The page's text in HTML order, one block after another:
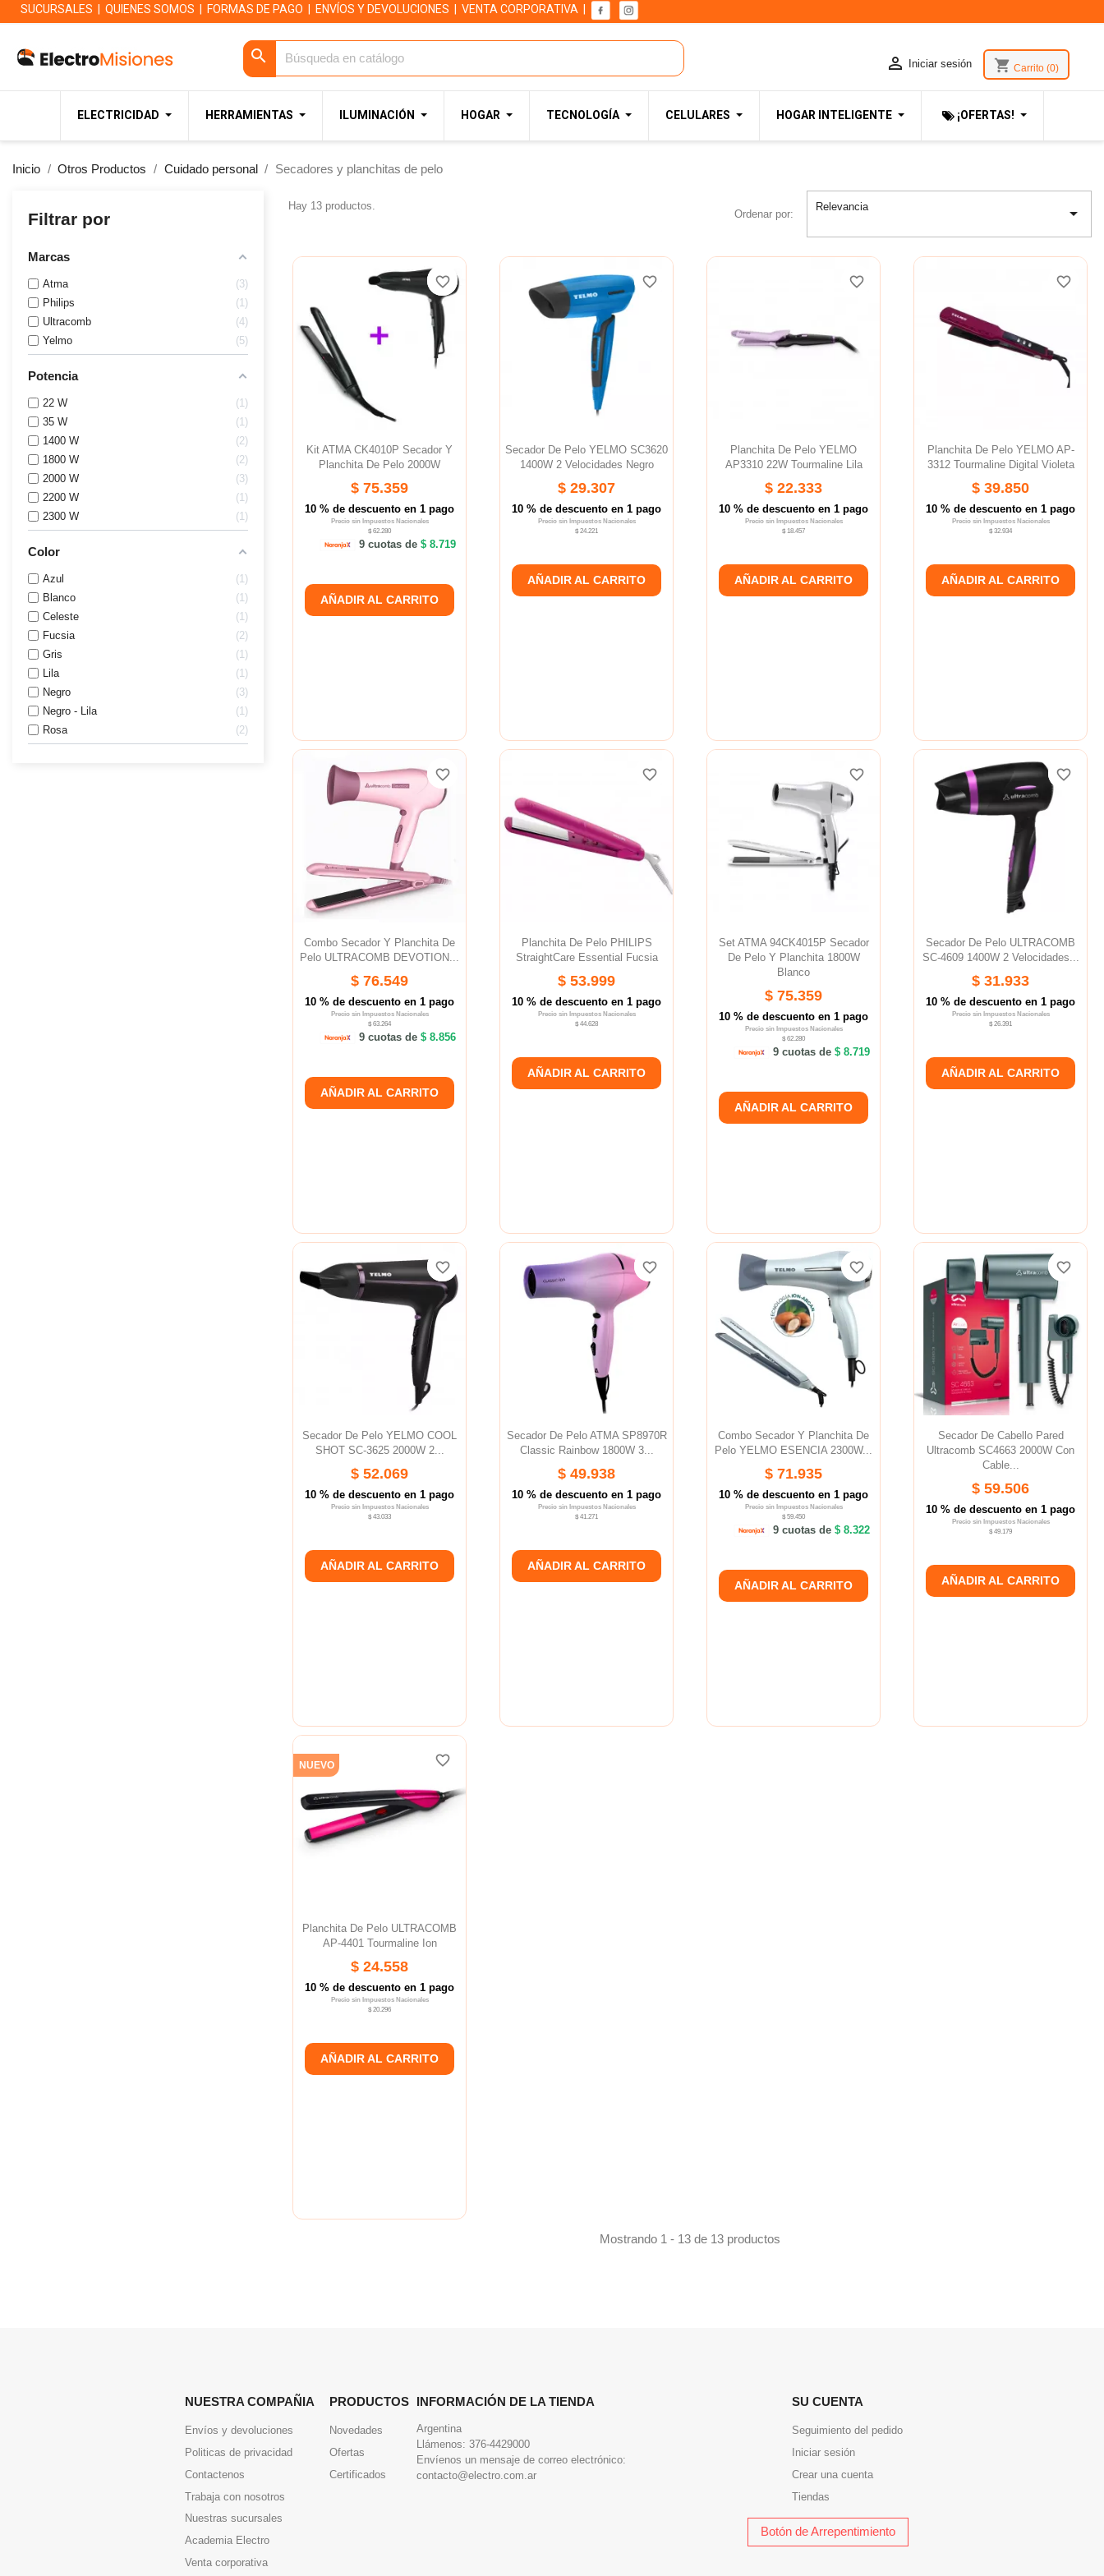
SUCURSALES QUIENES SOMOS FORMAS DE PAGO ENVÍOS Y DEVOLUCIONES VENTA CORPORATIVA
 Iniciar sesión shopping_cart Carrito (0)
search
ELECTRICIDAD HERRAMIENTAS ILUMINACIÓN HOGAR TECNOLOGÍA CELULARES HOGAR INTELIGENTE ¡OFERTAS!
Inicio Otros Productos Cuidado personal Secadores y planchitas de pelo
Filtrar por
Marcas
Atma
3
Philips
1
Ultracomb
4
Yelmo
5
Potencia
22 W
1
35 W
1
1400 W
2
1800 W
2
2000 W
3
2200 W
1
2300 W
1
Color
Azul
1
Blanco
1
Celeste
1
Fucsia
2
Gris
1
Lila
1
Negro
3
Negro - Lila
1
Rosa
2
Hay 13 productos.
Ordenar por:
Relevancia 
Kit ATMA CK4010P Secador Y
Planchita De Pelo 2000W
$ 75.359
10 % de descuento en 1 pago
Precio sin Impuestos Nacionales
$ 62.280
9 cuotas de$ 8.719
AÑADIR AL CARRITO
favorite_border
favorite_border
Secador De Pelo YELMO SC3620
1400W 2 Velocidades Negro
$ 29.307
10 % de descuento en 1 pago
Precio sin Impuestos Nacionales
$ 24.221
AÑADIR AL CARRITO
favorite_border
favorite_border
Planchita De Pelo YELMO
AP3310 22W Tourmaline Lila
$ 22.333
10 % de descuento en 1 pago
Precio sin Impuestos Nacionales
$ 18.457
AÑADIR AL CARRITO
favorite_border
favorite_border
Planchita De Pelo YELMO AP-
3312 Tourmaline Digital Violeta
$ 39.850
10 % de descuento en 1 pago
Precio sin Impuestos Nacionales
$ 32.934
AÑADIR AL CARRITO
favorite_border
favorite_border
Combo Secador Y Planchita De
Pelo ULTRACOMB DEVOTION...
$ 76.549
10 % de descuento en 1 pago
Precio sin Impuestos Nacionales
$ 63.264
9 cuotas de$ 8.856
AÑADIR AL CARRITO
favorite_border
favorite_border
Planchita De Pelo PHILIPS
StraightCare Essential Fucsia
$ 53.999
10 % de descuento en 1 pago
Precio sin Impuestos Nacionales
$ 44.628
AÑADIR AL CARRITO
favorite_border
favorite_border
Set ATMA 94CK4015P Secador
De Pelo Y Planchita 1800W
Blanco
$ 75.359
10 % de descuento en 1 pago
Precio sin Impuestos Nacionales
$ 62.280
9 cuotas de$ 8.719
AÑADIR AL CARRITO
favorite_border
favorite_border
Secador De Pelo ULTRACOMB
SC-4609 1400W 2 Velocidades...
$ 31.933
10 % de descuento en 1 pago
Precio sin Impuestos Nacionales
$ 26.391
AÑADIR AL CARRITO
favorite_border
favorite_border
Secador De Pelo YELMO COOL
SHOT SC-3625 2000W 2...
$ 52.069
10 % de descuento en 1 pago
Precio sin Impuestos Nacionales
$ 43.033
AÑADIR AL CARRITO
favorite_border
favorite_border
Secador De Pelo ATMA SP8970R
Classic Rainbow 1800W 3...
$ 49.938
10 % de descuento en 1 pago
Precio sin Impuestos Nacionales
$ 41.271
AÑADIR AL CARRITO
favorite_border
favorite_border
Combo Secador Y Planchita De
Pelo YELMO ESENCIA 2300W...
$ 71.935
10 % de descuento en 1 pago
Precio sin Impuestos Nacionales
$ 59.450
9 cuotas de$ 8.322
AÑADIR AL CARRITO
favorite_border
favorite_border
Secador De Cabello Pared
Ultracomb SC4663 2000W Con
Cable...
$ 59.506
10 % de descuento en 1 pago
Precio sin Impuestos Nacionales
$ 49.179
AÑADIR AL CARRITO
favorite_border
favorite_border
Planchita De Pelo ULTRACOMB
AP-4401 Tourmaline Ion
$ 24.558
10 % de descuento en 1 pago
Precio sin Impuestos Nacionales
$ 20.296
AÑADIR AL CARRITO
NUEVO favorite_border
favorite_border
Mostrando 1 - 13 de 13 productos
NUESTRA COMPAÑIA
Envíos y devoluciones
Politicas de privacidad
Contactenos
Trabaja con nosotros
Nuestras sucursales
Academia Electro
Venta corporativa
PRODUCTOS
Novedades
Ofertas
Certificados
INFORMACIÓN DE LA TIENDA
Argentina
Llámenos: 376-4429000
Envíenos un mensaje de correo electrónico:
contacto@electro.com.ar
SU CUENTA
Seguimiento del pedido
Iniciar sesión
Crear una cuenta
Tiendas
Botón de Arrepentimiento